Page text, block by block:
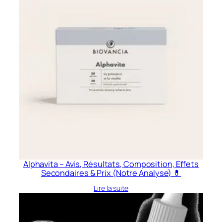
Alphavita – Avis, Résultats, Composition, Effets
Secondaires & Prix (Notre Analyse) 💊
Lire la suite